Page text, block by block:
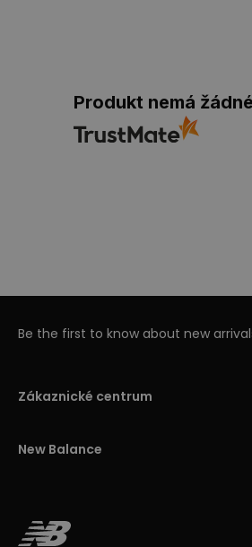
Produkt nemá
Be the first to know about new
Zákaznické centrum
New Balance